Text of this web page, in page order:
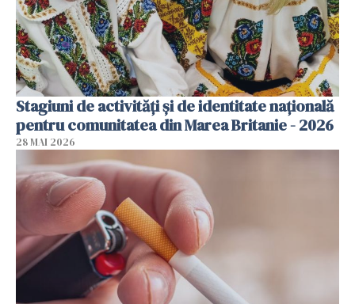
Stagiuni de activități și de identitate națională
pentru comunitatea din Marea Britanie - 2026
28 MAI 2026